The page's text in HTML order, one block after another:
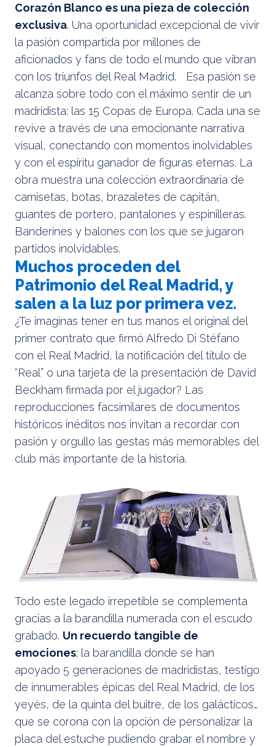
Corazón Blanco es una pieza de colección
exclusiva. Una oportunidad excepcional de vivir
la pasión compartida por millones de
aficionados y fans de todo el mundo que vibran
con los triunfos del Real Madrid. Esa pasión se
alcanza sobre todo con el máximo sentir de un
madridista: las 15 Copas de Europa. Cada una se
revive a través de una emocionante narrativa
visual, conectando con momentos inolvidables
y con el espíritu ganador de figuras eternas. La
obra muestra una colección extraordinaria de
camisetas, botas, brazaletes de capitán,
guantes de portero, pantalones y espinilleras.
Banderines y balones con los que se jugaron
partidos inolvidables.
Muchos proceden del
Patrimonio del Real Madrid, y
salen a la luz por primera vez.
¿Te imaginas tener en tus manos el original del
primer contrato que firmó Alfredo Di Stéfano
con el Real Madrid, la notificación del título de
“Real” o una tarjeta de la presentación de David
Beckham firmada por el jugador? Las
reproducciones facsimilares de documentos
históricos inéditos nos invitan a recordar con
pasión y orgullo las gestas más memorables del
club más importante de la historia.
Todo este legado irrepetible se complementa
gracias a la barandilla numerada con el escudo
grabado. Un recuerdo tangible de
emociones; la barandilla donde se han
apoyado 5 generaciones de madridistas, testigo
de innumerables épicas del Real Madrid, de los
yeyés, de la quinta del buitre, de los galácticos…
que se corona con la opción de personalizar la
placa del estuche pudiendo grabar el nombre y